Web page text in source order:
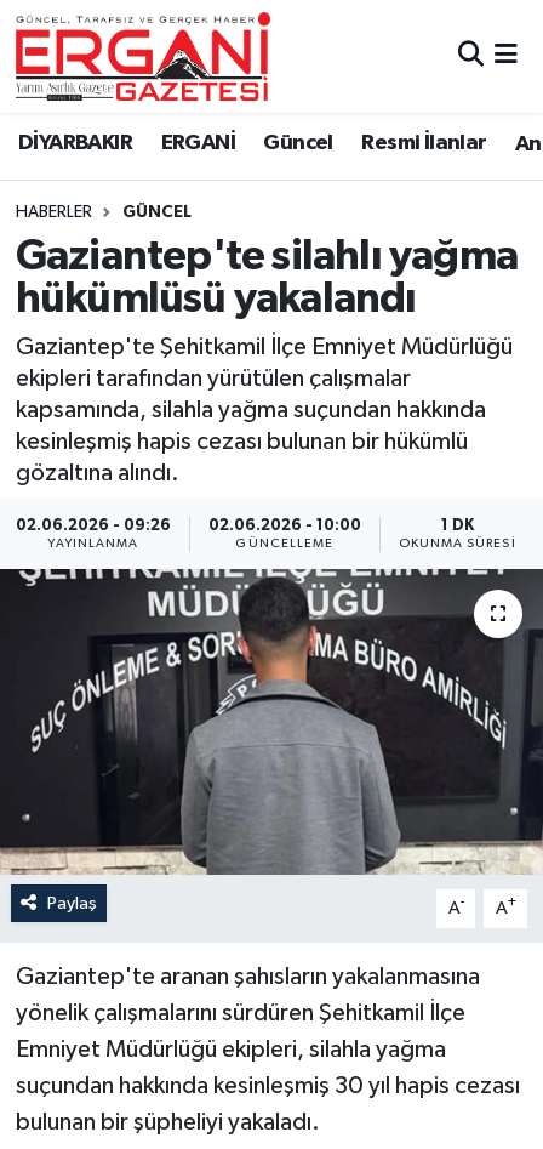
DİYARBAKIR ERGANİ Güncel Resmi İlanlar
HABERLER GÜNCEL
Gaziantep'te silahlı yağma
hükümlüsü yakalandı
Gaziantep'te Şehitkamil İlçe Emniyet Müdürlüğü
ekipleri tarafından yürütülen çalışmalar
kapsamında, silahla yağma suçundan hakkında
kesinleşmiş hapis cezası bulunan bir hükümlü
gözaltına alındı.
02.06.2026 - 09:26
YAYINLANMA
02.06.2026 - 10:00
GÜNCELLEME
1 DK
OKUNMA SÜRESI
Paylaş A- A+
Gaziantep'te aranan şahısların yakalanmasına
yönelik çalışmalarını sürdüren Şehitkamil İlçe
Emniyet Müdürlüğü ekipleri, silahla yağma
suçundan hakkında kesinleşmiş 30 yıl hapis cezası
bulunan bir şüpheliyi yakaladı.
DİYARBAKIR
BİSMİL
BAĞLAR
ERGANİ
Güncel
Eği̇ti̇m
Resmi İlanlar
Sağlık
Si̇yaset
Spor
Anali̇z
Bi̇li̇m & Teknoloji̇
Dünya
Ergani Nöbetçi Eczaneler
Ergani Hava Durumu
Ergani Trafik Yoğunluk Haritası
Süper Lig Puan Durumu ve Fikstür
Tüm Manşetler
Son Dakika Haberleri
Haber Arşivi